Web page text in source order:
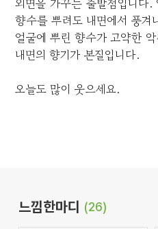
향수를 뿌려도 내면에서 풍겨
얼굴에 뿌린 향수가 고약한
내면의 향기가 본질입니다.
오늘도 많이 웃으세요.
느낌한마디 (26)